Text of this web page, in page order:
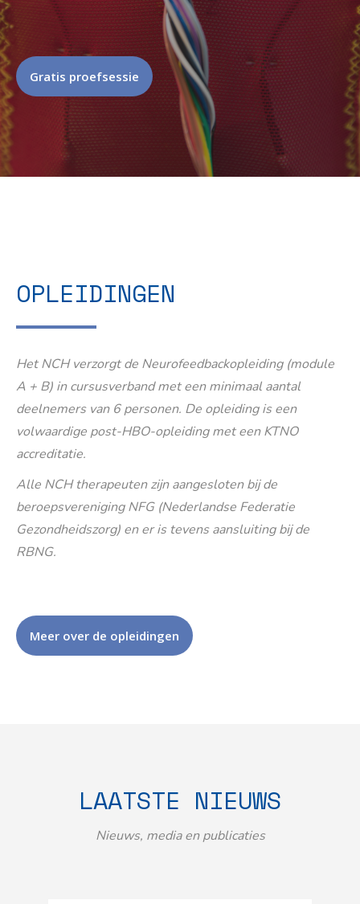
Gratis proefsessie
OPLEIDINGEN
Het NCH verzorgt de Neurofeedbackopleiding (module
A + B) in cursusverband met een minimaal aantal
deelnemers van 6 personen. De opleiding is een
volwaardige post-HBO-opleiding met een KTNO
accreditatie.
Alle NCH therapeuten zijn aangesloten bij de
beroepsvereniging NFG (Nederlandse Federatie
Gezondheidszorg) en er is tevens aansluiting bij de
RBNG.
Meer over de opleidingen
LAATSTE NIEUWS
Nieuws, media en publicaties